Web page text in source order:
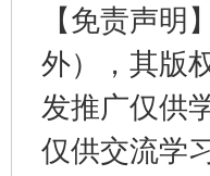
【免责声
外），其版
发推广仅供
仅供交流学